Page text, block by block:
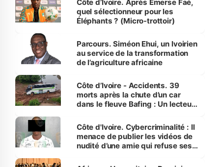
Côte d’Ivoire. Après Emerse Faé,
quel sélectionneur pour les
Éléphants ? (Micro-trottoir)
Parcours. Siméon Ehui, un Ivoirien
au service de la transformation
de l’agriculture africaine
Côte d’Ivoire - Accidents. 39
morts après la chute d’un car
dans le fleuve Bafing : Un lecteur
des Transports
Côte d'Ivoire. Cybercriminalité : Il
menace de publier les vidéos de
nudité d’une amie qui refuse ses